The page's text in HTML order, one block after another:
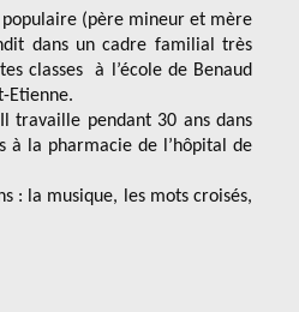
populaire (père mineur et mère
dans un cadre familial très
classes à l’école de Benaud
Etienne.
travaille pendant 30 ans dans
à la pharmacie de l’hôpital de
: la musique, les mots croisés,